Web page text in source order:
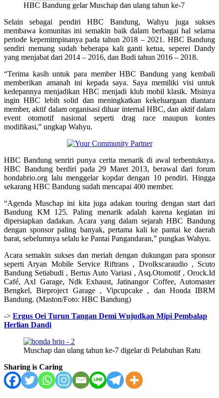
HBC Bandung gelar Muschap dan ulang tahun ke-7
Selain sebagai pendiri HBC Bandung, Wahyu juga sukses
membawa komunitas ini semakin baik dalam berbagai hal selama
periode kepemimpinanya pada tahun 2018 – 2021. HBC Bandung
sendiri memang sudah beberapa kali ganti ketua, seperei Dandy
yang menjabat dari 2014 – 2016, dan Budi tahun 2016 – 2018.
“Terima kasih untuk para member HBC Bandung yang kembali
memberikan amanah ini kepada saya. Saya memiliki visi untuk
kedepannya menjadikan HBC menjadi klub mobil klasik. Misinya
ingin HBC lebih solid dan meningkatkan kekeluargaan diantara
member, aktif dalam organisasi diluar internal HBC, dan aktif dalam
event otomotif nasional seperti drag race maupun kontes
modifikasi,” ungkap Wahyu.
HBC Bandung senriri punya cerita menarik di awal terbentuknya.
HBC Bandung berdiri pada 29 Maret 2013, berawal dari forum
hondabrio.org lalu menggelar kopdar dengan 10 pendiri. Hingga
sekarang HBC Bandung sudah mencapai 400 member.
“Agenda Muschap ini kita juga adakan touring dengan start dari
Bandung KM 125. Paling menarik adalah karena kegiatan ini
dipersiapkan dadakan. Acara yang dalam sejarah HBC Bandung
dengan sponsor paling banyak, pertama kali ke pantai ke daerah
barat, sebelumnya selalu ke Pantai Pangandaran,” pungkas Wahyu.
Acara semakin sukses dan meriah dengan dukungan para sponsor
seperti Aryan Mobile Service Riftrans , Dvolkscaraudio , Scuto
Bandung Setiabudi , Bertus Auto Variasi , Asq.Otomotif , Orock.Id
Café, Axl Garage, Ndk Exhaust, Jatinangor Coffee, Automaster
Bengkel, Bieproject Garage , Vipcupcake , dan Honda IBRM
Bandung. (Maston/Foto: HBC Bandung)
-> Ergus Oei Turun Tangan Demi Wujudkan Mipi Pembalap
Herlian Dandi
Muschap dan ulang tahun ke-7 digelar di Pelabuhan Ratu
Sharing is Caring